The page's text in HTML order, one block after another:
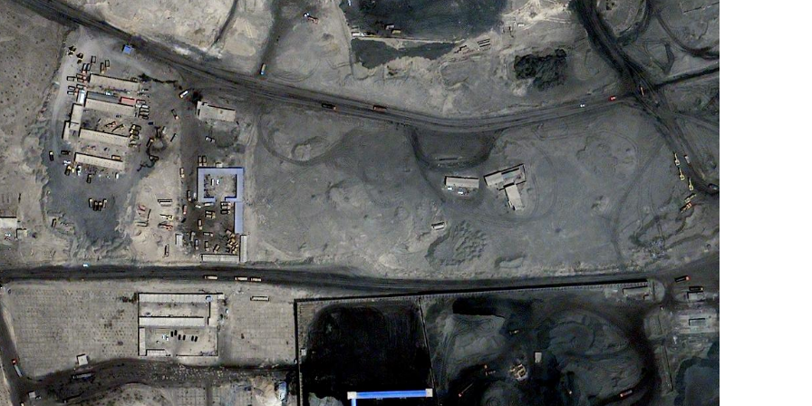
名
称
联
系
方
式
提交咨询表单Submit Close